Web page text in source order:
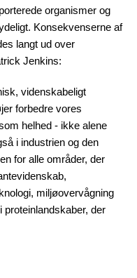
organismer og
Konsekvenserne af
langt ud over
Jenkins:
videnskabeligt
forbedre vores
helhed - ikke alene
i industrien og den
for alle områder, der
miljøovervågning
der